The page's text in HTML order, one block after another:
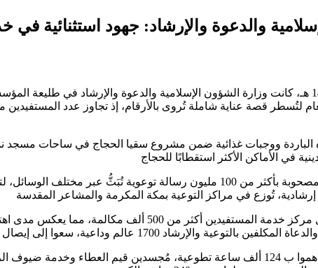
):د.دحمان الحدي.-في موسم الحج لعام 1446 هـ، كانت وزارة الشؤون الإسلامية والدعوة
قصة عناية شاملة تُروى بالأرقام، إذ تجاوز عدد المستفيدين من
الرائدة، خصصت الوزارة 1,680,000 لتر من المياه الباردة ووجبات غذائية ضمن مشروع سقيا
أما على الصعيد التوعوي، فقد بلغت أنشطة الوزارة 125 ألف منشط، مصحوبة بأكثر
وفي خطوةٍ نوعية تعكس التحول الرقمي في الخدمات الدينية،